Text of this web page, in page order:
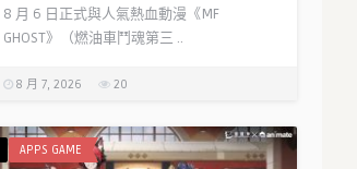
8 月 6 日正式與人氣熱血動漫《MF
GHOST》（燃油車鬥魂第三 ..
8 月 7, 2026 20
APPS GAME